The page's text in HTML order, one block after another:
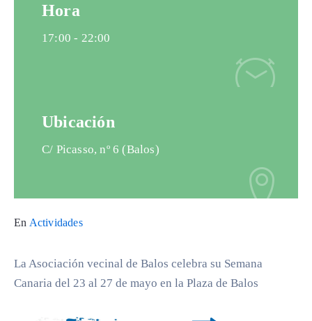
Hora
17:00 - 22:00
Ubicación
C/ Picasso, nº 6 (Balos)
En Actividades
La Asociación vecinal de Balos celebra su Semana
Canaria del 23 al 27 de mayo en la Plaza de Balos